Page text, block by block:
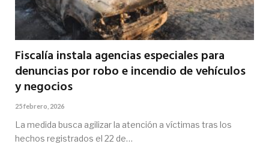
Fiscalía instala agencias especiales para
denuncias por robo e incendio de vehículos
y negocios
25 febrero, 2026
La medida busca agilizar la atención a víctimas tras los
hechos registrados el 22 de…